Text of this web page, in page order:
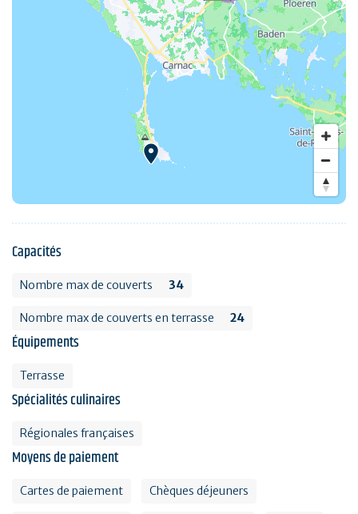
Capacités
Nombre max de couverts 34
Nombre max de couverts en terrasse 24
Équipements
Terrasse
Spécialités culinaires
Régionales françaises
Moyens de paiement
Cartes de paiement Chèques déjeuners